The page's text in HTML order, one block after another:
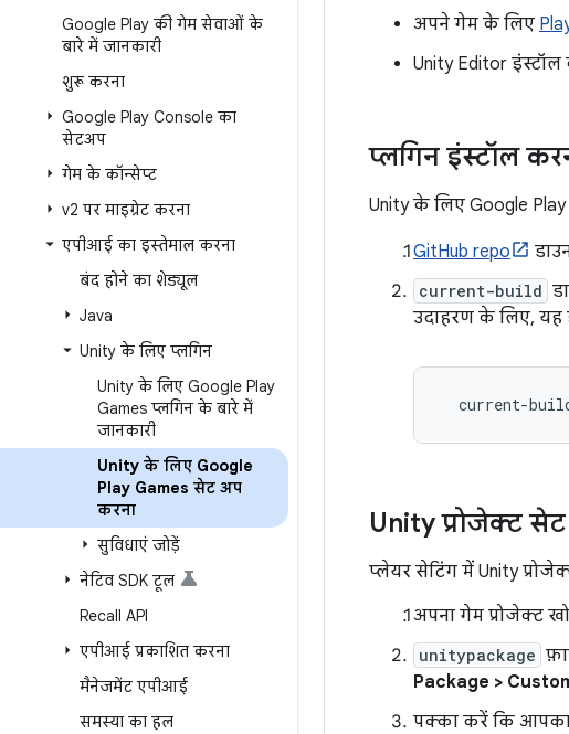
Google Play की गेम सेवाओं के
बारे में जानकारी
शुरू करना
Google Play Console का
सेटअप
गेम के कॉन्सेप्ट
v2 पर माइग्रेट करना
एपीआई का इस्तेमाल करना
बंद होने का शेड्यूल
Java
Unity के लिए प्लगिन
Unity के लिए Google Play
Games प्लगिन के बारे में
जानकारी
Unity के लिए Google
Play Games सेट अप
करना
सुविधाएं जोड़ें
नेटिव SDK टूल
Recall API
एपीआई प्रकाशित करना
मैनेजमेंट एपीआई
समस्या का हल
अपने गेम के लिए
Unity Editor
प्लगिन इंस्टॉल
Unity के लिए Google
GitHub repo
current-build
उदाहरण के लिए, यह
current-
Unity प्रोजेक्ट
प्लेयर सेटिंग में Unity
अपना गेम प्रोजेक्ट
unitypackage
Package >
पक्का करें कि आपका